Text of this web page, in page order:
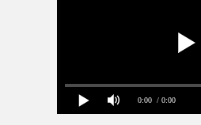
0:00 / 0:00